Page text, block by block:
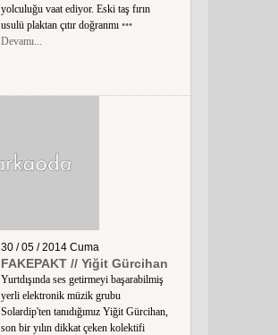
yolculuğu vaat ediyor. Eski taş fırın
usulü plaktan çıtır doğranmı •••
Devamı...
30 / 05 / 2014 Cuma
FAKEPAKT // Yiğit Gürcihan
Yurtdışında ses getirmeyi başarabilmiş
yerli elektronik müzik grubu
Solardip'ten tanıdığımız Yiğit Gürcihan,
son bir yılın dikkat çeken kolektifi